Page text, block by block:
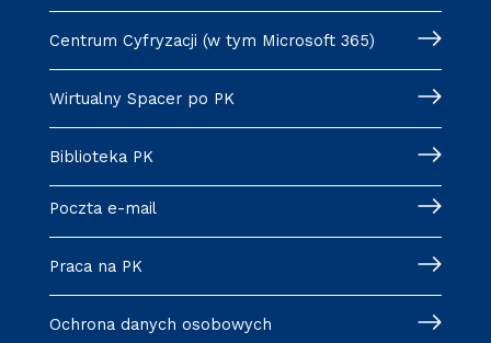
Centrum Cyfryzacji (w tym Microsoft 365)
Wirtualny Spacer po PK
Biblioteka PK
Poczta e-mail
Praca na PK
Ochrona danych osobowych